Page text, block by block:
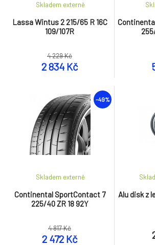
Lassa Wintus 2 215/65 R 16C
109/107R
Skladem externě
4 229 Kč
2 834 Kč
-49%
Continental SportContact 7
225/40 ZR 18 92Y
Skladem externě
4 817 Kč
2 472 Kč
Alu disk z